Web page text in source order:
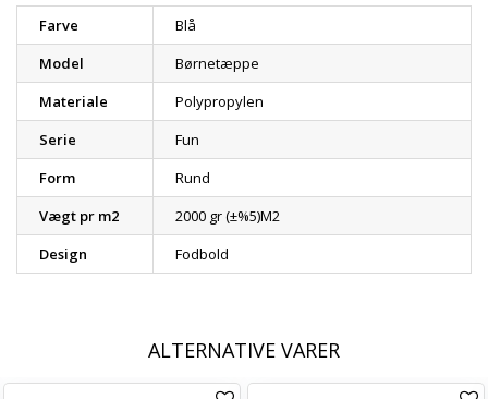
Farve
Blå
Model
Børnetæppe
Materiale
Polypropylen
Serie
Fun
Form
Rund
Vægt pr m2
2000 gr (±%5)M2
Design
Fodbold
ALTERNATIVE VARER